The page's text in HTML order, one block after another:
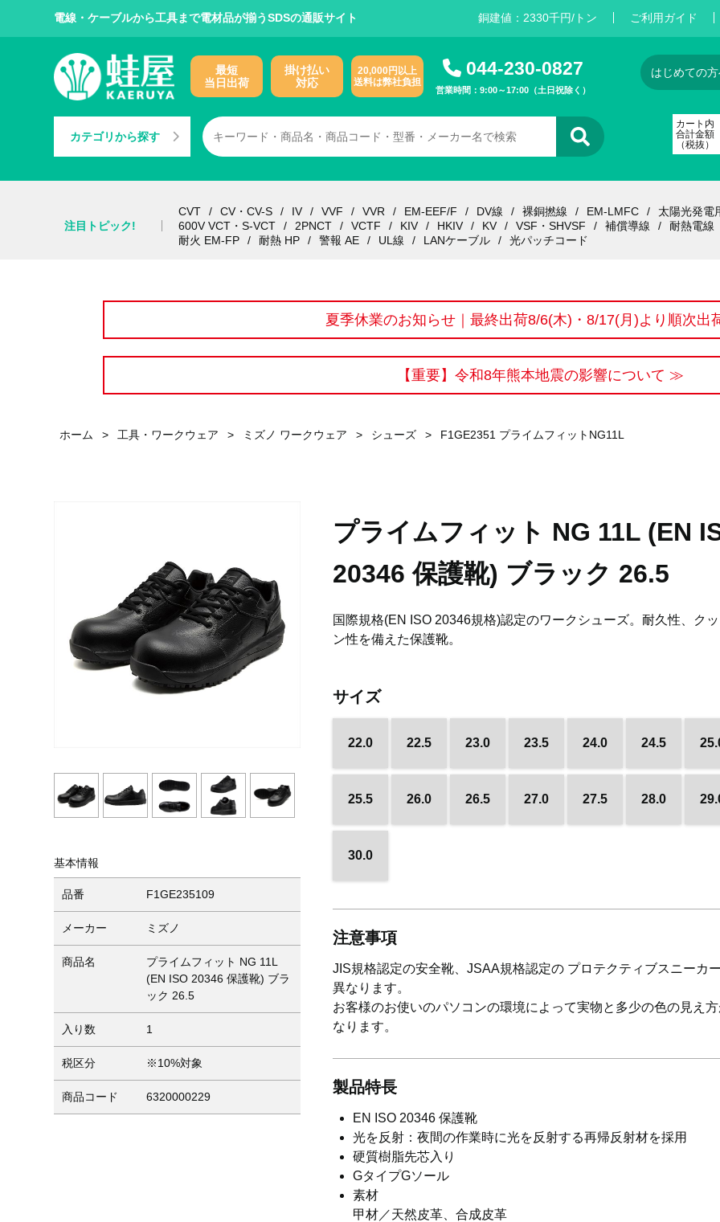
電線・ケーブルから工具まで電材品が揃うSDSの通販サイト 銅建値： 2330千円/トン ご利用ガイド
最短
当日出荷
掛け払い
対応
20,000円以上
送料は弊社負担
044-230-0827
営業時間：9:00～17:00（土日祝除く）
カテゴリから探す
はじめての
カート内
合計金額
（税抜）
注目トピック!
CVT CV・CV-S IV VVF VVR EM-EEF/F DV線 裸銅撚線 EM-LMFC
太陽光発電
600V VCT・S-VCT
2PNCT VCTF KIV HKIV KV VSF・SHVSF 補償導線
耐熱電線
耐火 EM-FP
耐熱 HP 警報 AE UL線 LANケーブル 光パッチコード
夏季休業のお知らせ｜最終出荷8/6(木)・8/17(月)より順次出
【重要】令和8年熊本地震の影響について ≫
ホーム > 工具・ワークウェア > ミズノ ワークウェア > シューズ > F1GE2351 プライムフィットNG11L
基本情報
品番 F1GE235109
メーカー ミズノ
商品名
プライムフィット NG 11L
(EN ISO 20346 保護靴) ブラ
ック 26.5
入り数 1
税区分 ※10%対象
商品コード 6320000229
プライムフィット NG 11L (EN
20346 保護靴) ブラック 26.5
国際規格(EN ISO 20346規格)認定のワークシューズ。耐久性、ク
ン性を備えた保護靴。
サイズ
22.0 22.5 23.0 23.5 24.0 24.5
25.5 26.0 26.5 27.0 27.5 28.0
30.0
注意事項
JIS規格認定の安全靴、JSAA規格認定の プロテクティブスニーカ
異なります。
お客様のお使いのパソコンの環境によって実物と多少の色の見え
なります。
製品特長
EN ISO 20346 保護靴
光を反射：夜間の作業時に光を反射する再帰反射材を採用
硬質樹脂先芯入り
GタイプGソール
素材
甲材／天然皮革、合成皮革